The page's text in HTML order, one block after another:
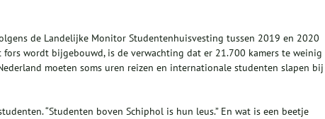
de Landelijke Monitor Studentenhuisvesting tussen 2019 en 2020
wordt bijgebouwd, is de verwachting dat er 21.700 kamers te weinig
moeten soms uren reizen en internationale studenten slapen bij
“Studenten boven Schiphol is hun leus.” En wat is een beetje